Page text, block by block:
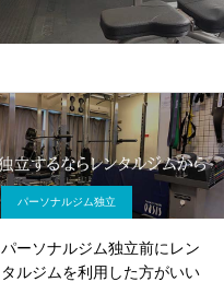
サービスサ
パーソナルジム独立
パーソナルジム独立前
ンタルジムを利用した
いい理由
パーソナルジム独立
パーソナルジム独立前にレン
タルジムを利用した方がいい